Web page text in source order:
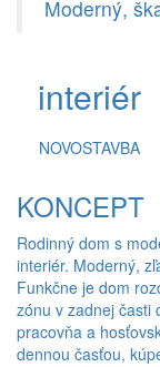
Moderný,
interiér
NOVOSTAVBA
KONCEPT
Rodinný dom s
interiér. Moderný,
Funkčne je dom
zónu v zadnej časti
pracovňa a
dennou časťou,